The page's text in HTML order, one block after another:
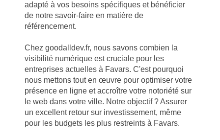
adapté à vos besoins spécifiques et bénéficier
de notre savoir-faire en matière de
référencement.
Chez goodalldev.fr, nous savons combien la
visibilité numérique est cruciale pour les
entreprises actuelles à Favars. C'est pourquoi
nous mettons tout en œuvre pour optimiser votre
présence en ligne et accroître votre notoriété sur
le web dans votre ville. Notre objectif ? Assurer
un excellent retour sur investissement, même
pour les budgets les plus restreints à Favars.